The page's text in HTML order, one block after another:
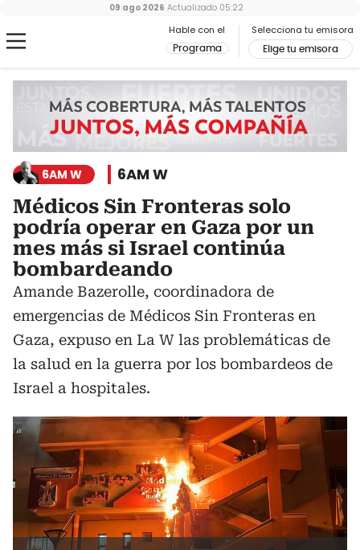
Hable con el
Programa
Selecciona tu emisora
Elige tu emisora
09 ago 2026 Actualizado 05:22
6AM W 6AM W
Médicos Sin Fronteras solo
podría operar en Gaza por un
mes más si Israel continúa
bombardeando
Amande Bazerolle, coordinadora de
emergencias de Médicos Sin Fronteras en
Gaza, expuso en La W las problemáticas de
la salud en la guerra por los bombardeos de
Israel a hospitales.